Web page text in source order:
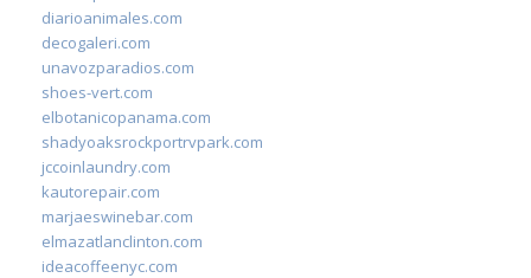
diarioanimales.com
decogaleri.com
unavozparadios.com
shoes-vert.com
elbotanicopanama.com
shadyoaksrockportrvpark.com
jccoinlaundry.com
kautorepair.com
marjaeswinebar.com
elmazatlanclinton.com
ideacoffeenyc.com